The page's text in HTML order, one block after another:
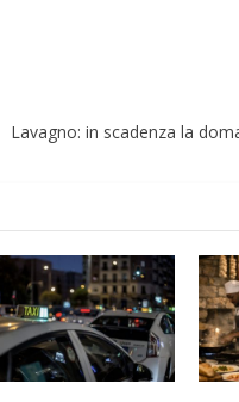
Lavagno: in scadenza la